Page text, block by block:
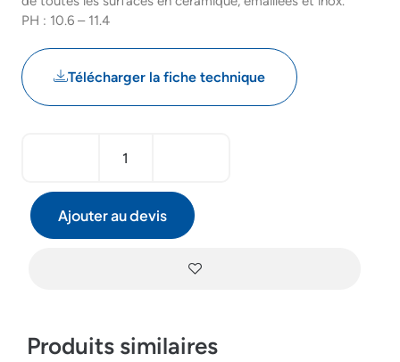
PH : 10.6 – 11.4
Télécharger la fiche technique
Ajouter au devis
Produits similaires